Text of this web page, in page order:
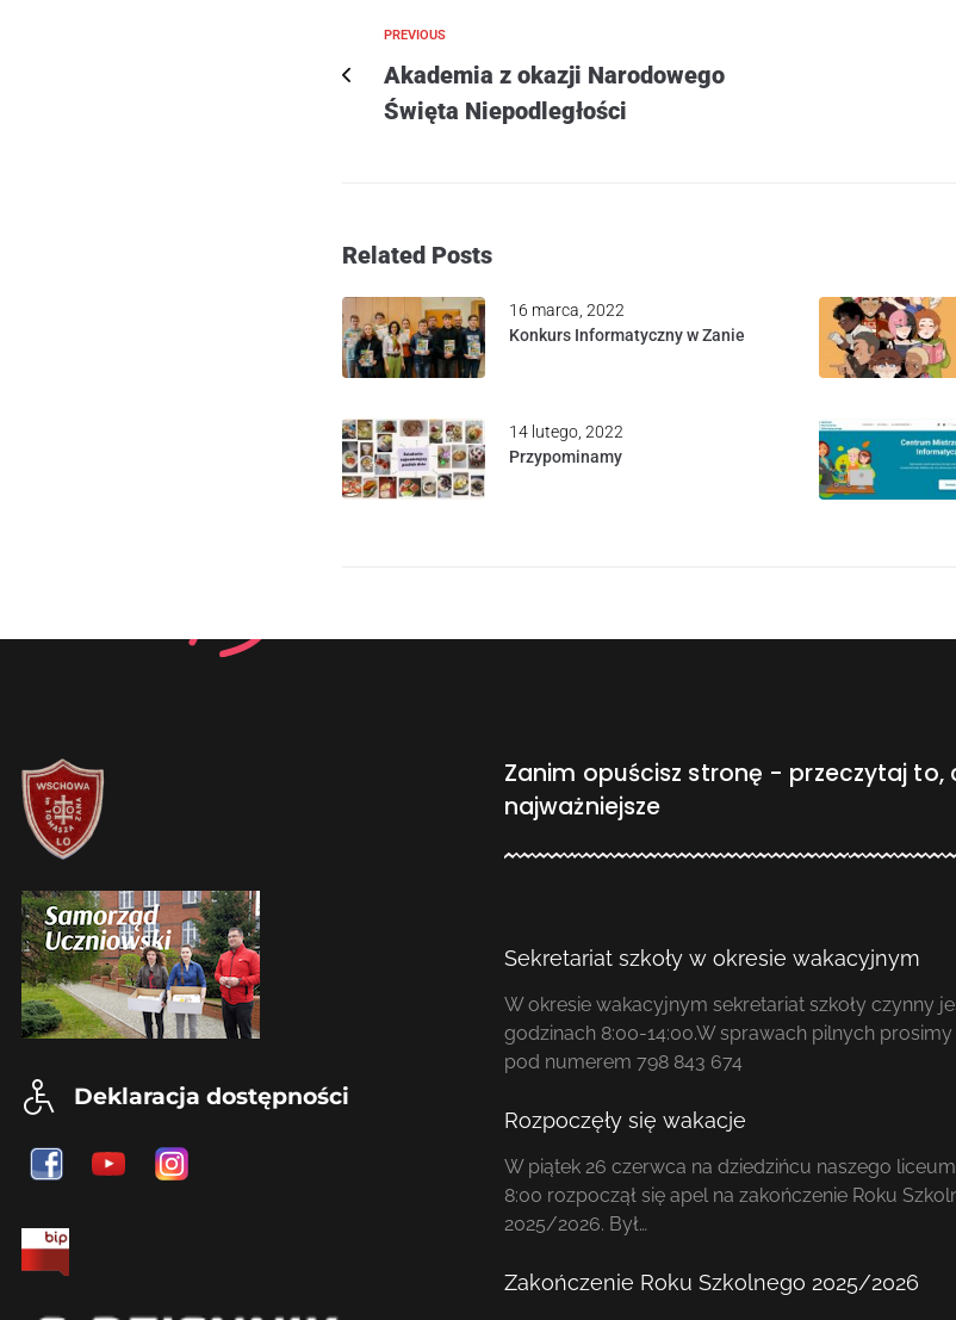
PREVIOUS
Akademia z okazji Narodowego
Święta Niepodległości
Related Posts
16 marca, 2022
Konkurs Informatyczny w Zanie
14 lutego, 2022
Przypominamy
Deklaracja dostępności
Zanim opuścisz stronę - przeczytaj to,
najważniejsze
Sekretariat szkoły w okresie wakacyjnym
W okresie wakacyjnym sekretariat szkoły czynny
godzinach 8:00-14:00.W sprawach pilnych
pod numerem 798 843 674
Rozpoczęły się wakacje
W piątek 26 czerwca na dziedzińcu naszego
8:00 rozpoczął się apel na zakończenie Roku
2025/2026. Był…
Zakończenie Roku Szkolnego 2025/2026